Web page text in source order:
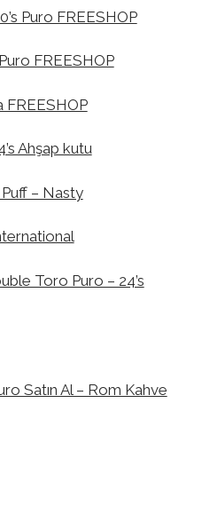
Puro FREESHOP
FREESHOP
FREESHOP
Ahşap kutu
– Nasty
Toro Puro – 24’s
Satın Al – Rom Kahve